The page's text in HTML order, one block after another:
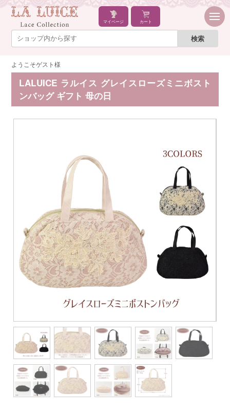
マイページ カート
ようこそゲスト様
LALUICE ラルイス グレイスローズミニボスト
ンバッグ ギフト 母の日